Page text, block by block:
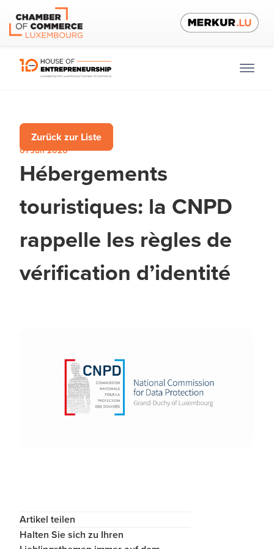
Zurück zur Liste
01 Jun 2026
Hébergements
touristiques: la CNPD
rappelle les règles de
vérification d’identité
Artikel teilen
Halten Sie sich zu Ihren